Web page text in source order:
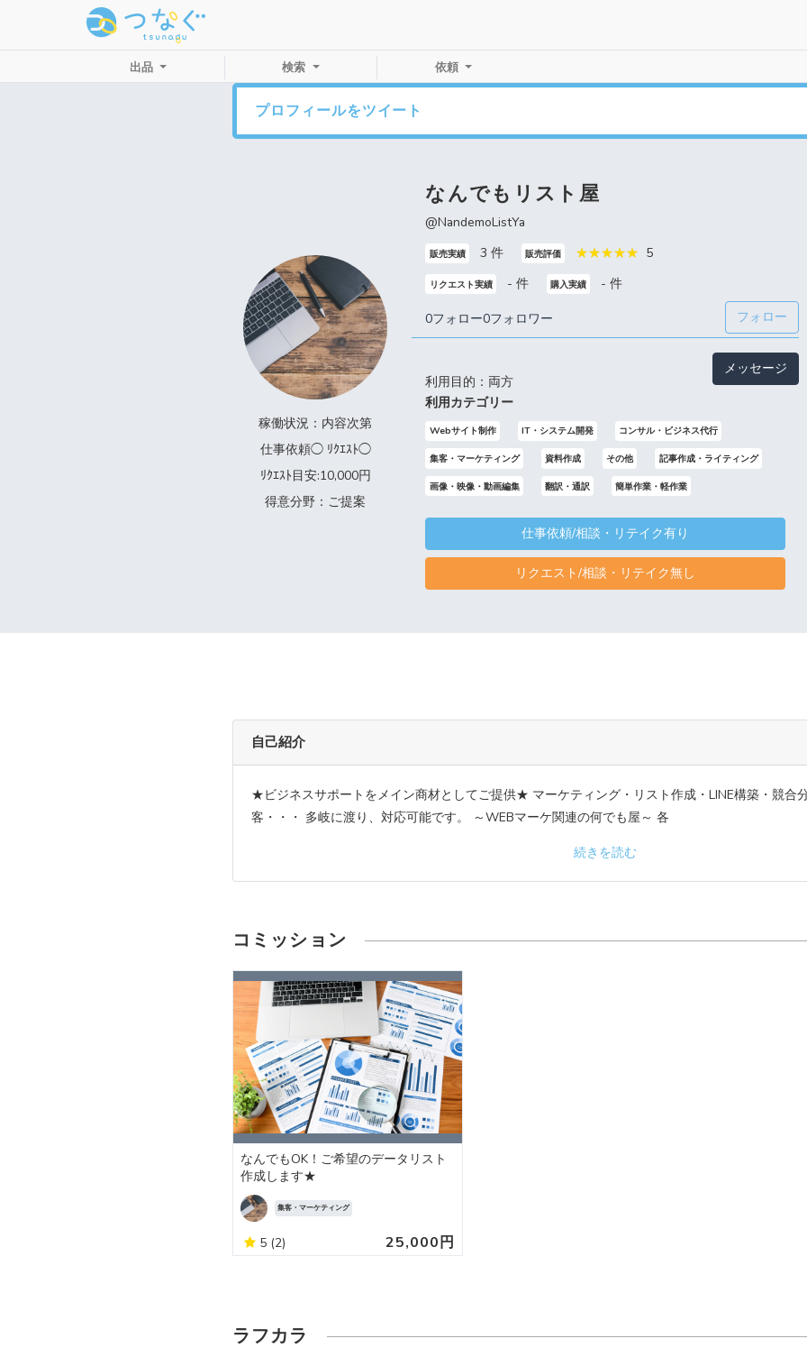
出品 検索 依頼
プロフィールをツイート
稼働状況：内容次第
仕事依頼◯ ﾘｸｴｽﾄ◯
ﾘｸｴｽﾄ目安:10,000円
得意分野：ご提案
なんでもリスト屋
@NandemoListYa
販売実績 3 件 販売評価 5
リクエスト実績 - 件 購入実績 - 件
0フォロー0フォロワー フォロー
利用目的：両方
メッセージ
利用カテゴリー
Webサイト制作 IT・システム開発 コンサル・ビジネス代行
集客・マーケティング 資料作成 その他 記事作成・ライティング
画像・映像・動画編集 翻訳・通訳 簡単作業・軽作業
仕事依頼/相談・リテイク有り
リクエスト/相談・リテイク無し
自己紹介
★ビジネスサポートをメイン商材としてご提供★ マーケティング・リスト作成・LINE構築・競合
客・・・ 多岐に渡り、対応可能です。 ～WEBマーケ関連の何でも屋～ 各
続きを読む
コミッション
なんでもOK！ご希望のデータリスト
作成します★
集客・マーケティング
5 (2) 25,000円
ラフカラ